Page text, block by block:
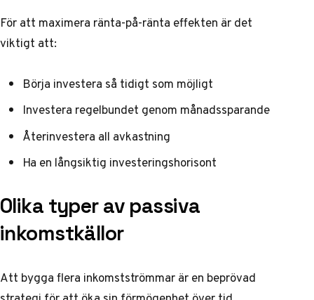
För att maximera ränta-på-ränta effekten är det
viktigt att:
Börja investera så tidigt som möjligt
Investera regelbundet genom månadssparande
Återinvestera all avkastning
Ha en långsiktig investeringshorisont
Olika typer av passiva
inkomstkällor
Att bygga flera inkomstströmmar är en beprövad